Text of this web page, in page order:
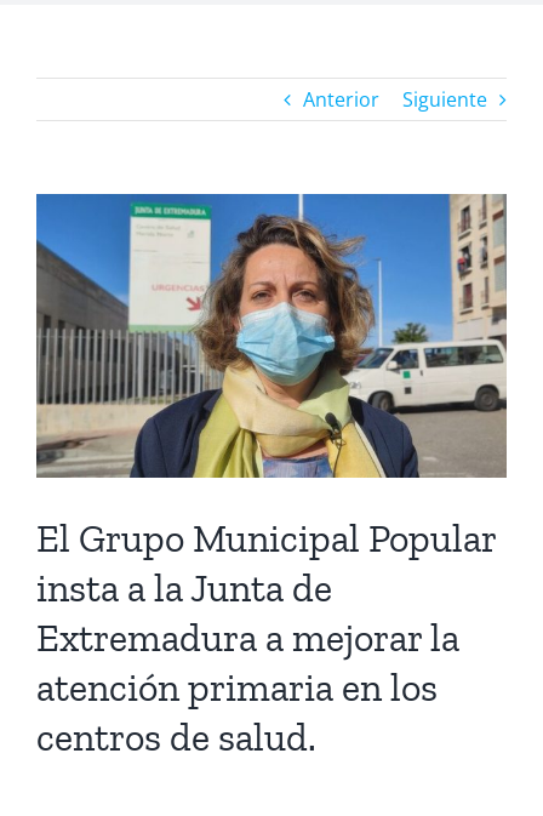
Anterior Siguiente
imagen
más
grande
El Grupo Municipal Popular
insta a la Junta de
Extremadura a mejorar la
atención primaria en los
centros de salud.